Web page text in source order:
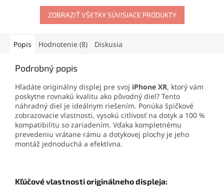
po okraje telefónua
spoľahlivo chráni pred
škrabancami a nárazmi.
displej čistý a zachová jeho
opravy aj domácu výmenu
displeja.
ZOBRAZIŤ VŠETKY SÚVISIACE PRODUKTY
Popis Hodnotenie (8) Diskusia
Podrobný popis
Hľadáte originálny displej pre svoj iPhone XR, ktorý vám
poskytne rovnakú kvalitu ako pôvodný diel? Tento
náhradný diel je ideálnym riešením. Ponúka špičkové
zobrazovacie vlastnosti, vysokú citlivosť na dotyk a 100 %
kompatibilitu so zariadením. Vďaka kompletnému
prevedeniu vrátane rámu a dotykovej plochy je jeho
montáž jednoduchá a efektívna.
Kľúčové vlastnosti originálneho displeja: